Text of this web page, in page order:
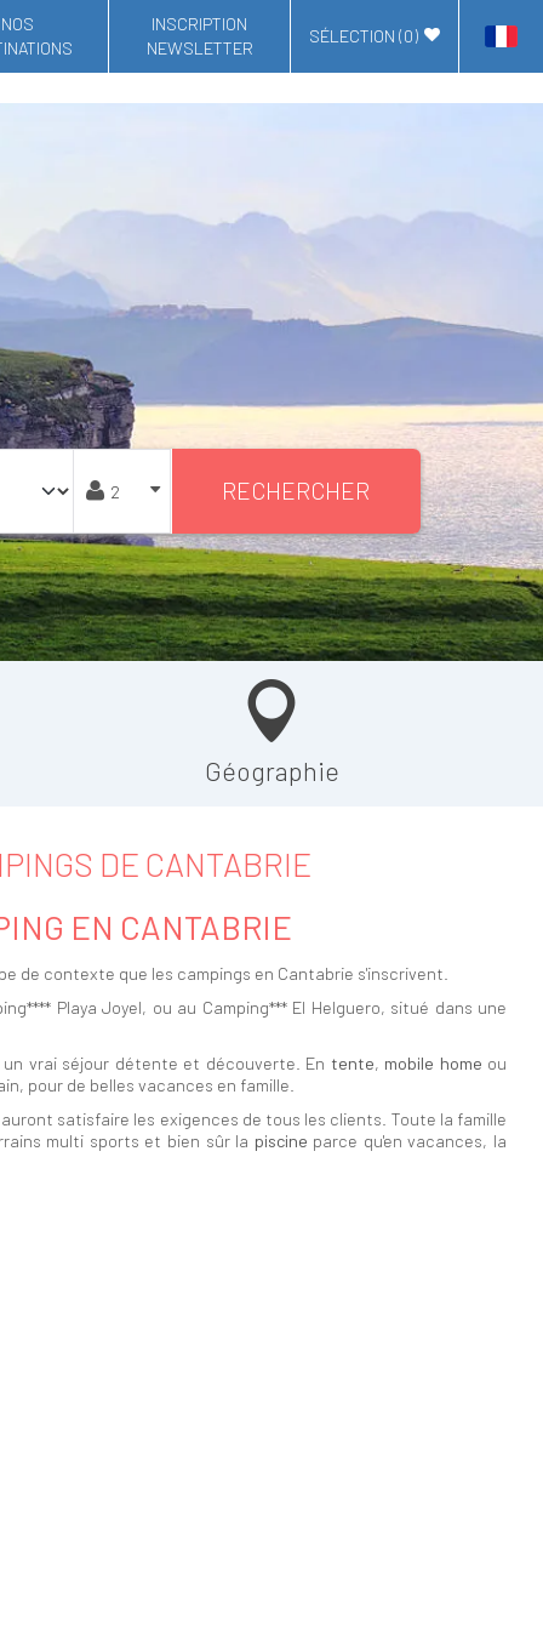
NOS
INSCRIPTION
NEWSLETTER
SÉLECTION (0)
RECHERCHER
Géographie
DE CANTABRIE
EN CANTABRIE
de contexte que les campings en Cantabrie s'inscrivent.
Playa Joyel, ou au Camping*** El Helguero, situé dans une
vrai séjour détente et découverte. En tente, mobile home ou
pour de belles vacances en famille.
satisfaire les exigences de tous les clients. Toute la famille
multi sports et bien sûr la piscine parce qu'en vacances, la